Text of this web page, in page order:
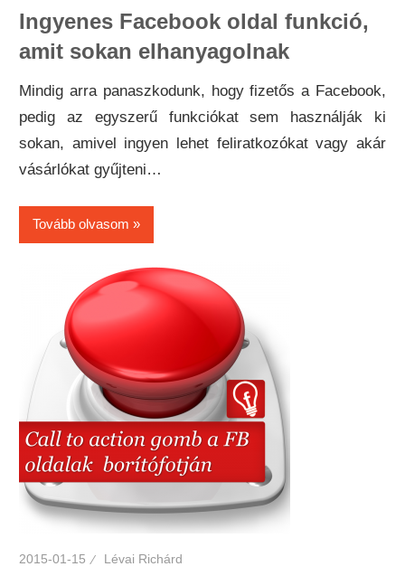
Ingyenes Facebook oldal funkció,
amit sokan elhanyagolnak
Mindig arra panaszkodunk, hogy fizetős a Facebook,
pedig az egyszerű funkciókat sem használják ki
sokan, amivel ingyen lehet feliratkozókat vagy akár
vásárlókat gyűjteni…
Tovább olvasom
2015-01-15 Lévai Richárd